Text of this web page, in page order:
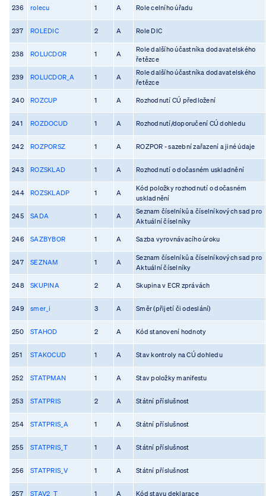
236 rolecu 1 A Role celního úřadu
237 ROLEDIC 2 A Role DIC
238 ROLUCDOR 1 A
Role dalšího účastníka dodavatelského
řetězce
239 ROLUCDOR_A 1 A
Role dalšího účastníka dodavatelského
řetězce
240 ROZCUP 1 A Rozhodnutí CÚ předložení
241 ROZDOCUD 1 A Rozhodnutí/doporučení CÚ dohledu
242 ROZPORSZ 1 A ROZPOR - sazební zařazení a jiné údaje
243 ROZSKLAD 1 A Rozhodnutí o dočasném uskladnění
244 ROZSKLADP 1 A
Kód položky rozhodnutí o dočasném
uskladnění
245 SADA 1 A
Seznam číselníků a číselníkových sad pro
Aktuální číselníky
246 SAZBYBOR 1 A Sazba vyrovnávacího úroku
247 SEZNAM 1 A
Seznam číselníků a číselníkových sad pro
Aktuální číselníky
248 SKUPINA 2 A Skupina v ECR zprávách
249 smer_i 3 A Směr (přijetí či odeslání)
250 STAHOD 2 A Kód stanovení hodnoty
251 STAKOCUD 1 A Stav kontroly na CÚ dohledu
252 STATPMAN 1 A Stav položky manifestu
253 STATPRIS 2 A Státní příslušnost
254 STATPRIS_A 1 A Státní příslušnost
255 STATPRIS_T 1 A Státní příslušnost
256 STATPRIS_V 1 A Státní příslušnost
257 STAV2_T 1 A Kód stavu deklarace